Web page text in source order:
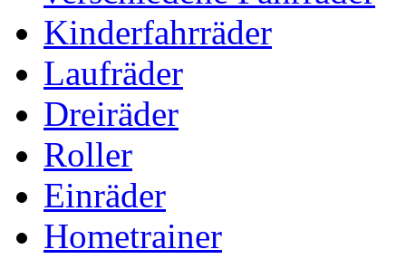
Kinderfahrräder
Laufräder
Dreiräder
Roller
Einräder
Hometrainer